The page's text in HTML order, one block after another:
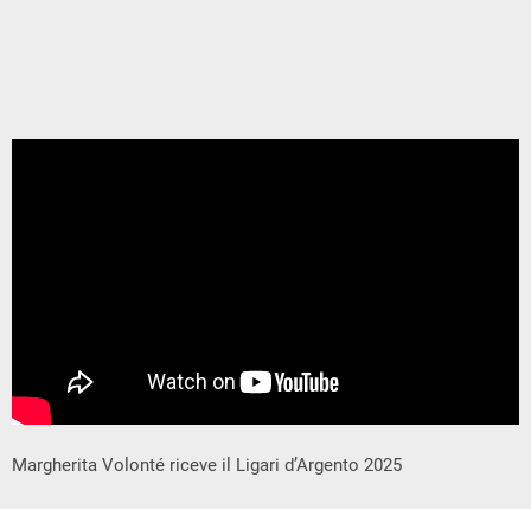
Margherita Volonté riceve il Ligari d’Argento 2025